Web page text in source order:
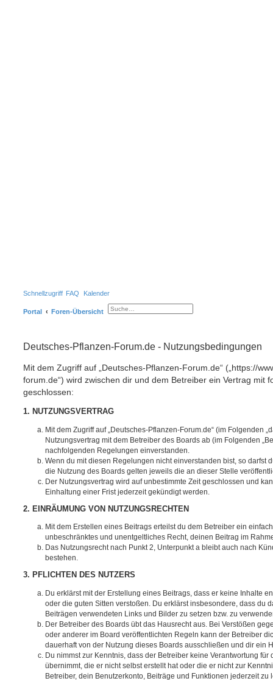
Schnellzugriff FAQ Kalender
Portal Foren-Übersicht
t
e
t
S
Deutsches-Pflanzen-Forum.de - Nutzungsbedingungen
Mit dem Zugriff auf „Deutsches-Pflanzen-Forum.de“ („https://
forum.de“) wird zwischen dir und dem Betreiber ein Vertrag mit
geschlossen:
1. NUTZUNGSVERTRAG
Mit dem Zugriff auf „Deutsches-Pflanzen-Forum.de“ (im Folgenden
Nutzungsvertrag mit dem Betreiber des Boards ab (im Folgenden
nachfolgenden Regelungen einverstanden.
Wenn du mit diesen Regelungen nicht einverstanden bist, so darfst
die Nutzung des Boards gelten jeweils die an dieser Stelle
Der Nutzungsvertrag wird auf unbestimmte Zeit geschlossen und
Einhaltung einer Frist jederzeit gekündigt werden.
2. EINRÄUMUNG VON NUTZUNGSRECHTEN
Mit dem Erstellen eines Beitrags erteilst du dem Betreiber ein
unbeschränktes und unentgeltliches Recht, deinen Beitrag im
Das Nutzungsrecht nach Punkt 2, Unterpunkt a bleibt auch nach
bestehen.
3. PFLICHTEN DES NUTZERS
Du erklärst mit der Erstellung eines Beitrags, dass er keine Inhalte
oder die guten Sitten verstoßen. Du erklärst insbesondere, dass du
Beiträgen verwendeten Links und Bilder zu setzen bzw. zu
Der Betreiber des Boards übt das Hausrecht aus. Bei Verstößen
oder anderer im Board veröffentlichten Regeln kann der Betreiber
dauerhaft von der Nutzung dieses Boards ausschließen und dir ein
Du nimmst zur Kenntnis, dass der Betreiber keine Verantwortung für
übernimmt, die er nicht selbst erstellt hat oder die er nicht zur
Betreiber, dein Benutzerkonto, Beiträge und Funktionen jederzeit zu